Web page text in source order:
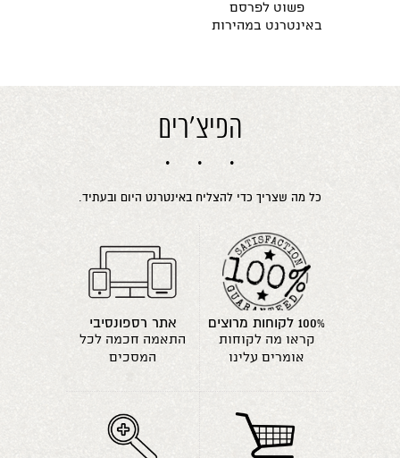
פשוט לפרסם
באינטרנט במהירות
הפיצ'רים
כל מה שצריך כדי להצליח באינטרנט היום ובעתיד.
100% לקוחות מרוצים
קראו מה לקוחות
אומרים עלינו
אתר רספונסיבי
התאמה חכמה לכל
המסכים